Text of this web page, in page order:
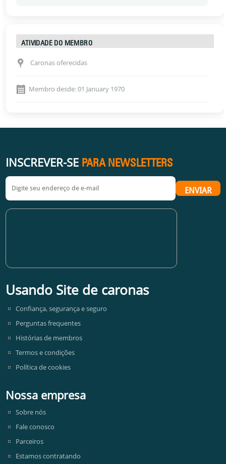
ATIVIDADE DO MEMBRO
Caronas oferecidas
Membro desde: 01 January 1970
INSCREVER-SE PARA NEWSLETTERS
Usando Site de caronas
Confiança, segurança e seguro
Perguntas frequentes
Histórias de membros
Termos e condições
Política de cookies
Nossa empresa
Sobre nós
Fale conosco
Parceiros
Estamos contratando